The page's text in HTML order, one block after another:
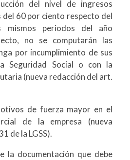
del nivel de ingresos
60 por ciento respecto del
mismos periodos del año
no se computarán las
por incumplimiento de sus
Seguridad Social o con la
(nueva redacción del art.
de fuerza mayor en el
de la empresa (nueva
de la LGSS).
la documentación que debe